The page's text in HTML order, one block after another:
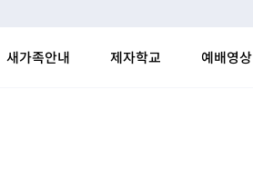
새가족안내 제자학교 예배영상